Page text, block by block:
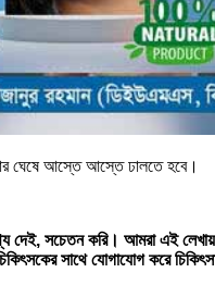
ঘেষে আস্তে আস্তে ঢালতে হবে।
দেই, সচেতন করি। আমরা এই
সাথে যোগাযোগ করে